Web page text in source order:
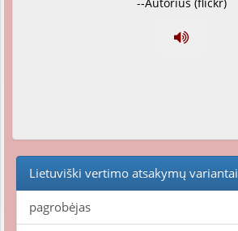
Lietuviški vertimo atsakymų variantai
pagrobėjas